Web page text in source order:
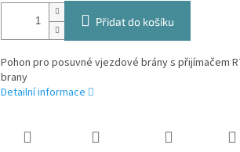
Přidat do košíku
Pohon pro posuvné vjezdové brány s přijímačem
brany
Detailní informace